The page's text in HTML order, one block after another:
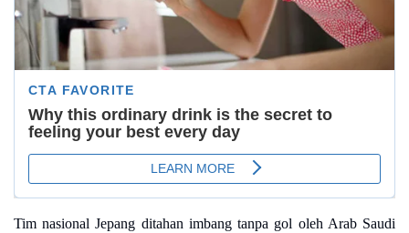
Tim nasional Jepang ditahan imbang tanpa gol oleh Arab Saudi